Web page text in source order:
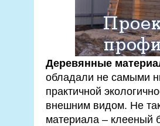
Деревянные
обладали не самыми
практичной
внешним видом. Не
материала – клееный